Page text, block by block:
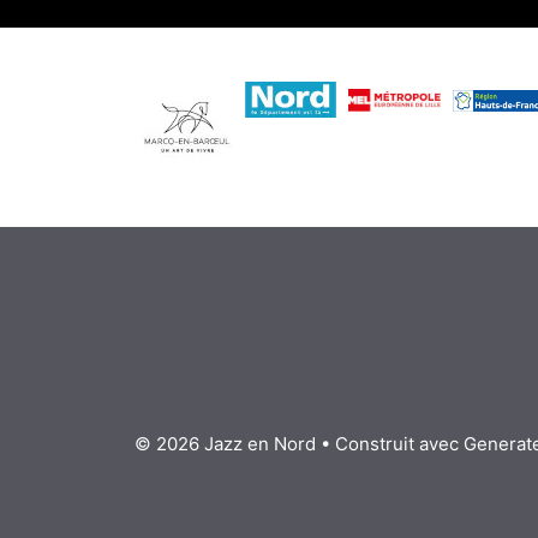
© 2026 Jazz en Nord • Construit avec